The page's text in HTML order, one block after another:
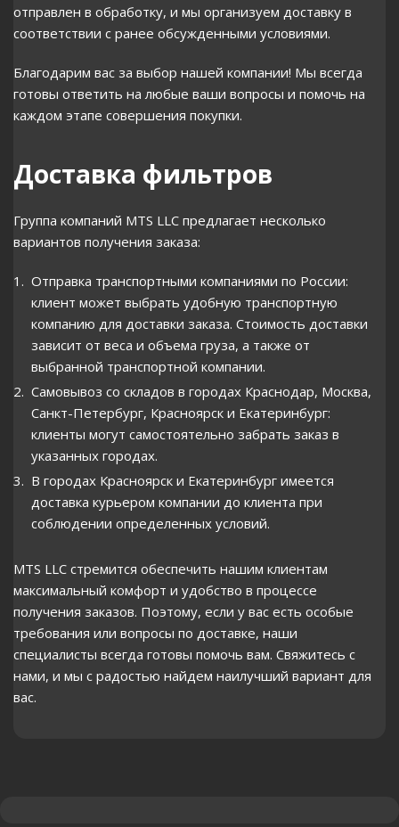
отправлен в обработку, и мы организуем доставку в
соответствии с ранее обсужденными условиями.
Благодарим вас за выбор нашей компании! Мы всегда
готовы ответить на любые ваши вопросы и помочь на
каждом этапе совершения покупки.
Доставка фильтров
Группа компаний MTS LLC предлагает несколько
вариантов получения заказа:
Отправка транспортными компаниями по России:
клиент может выбрать удобную транспортную
компанию для доставки заказа. Стоимость доставки
зависит от веса и объема груза, а также от
выбранной транспортной компании.
Самовывоз со складов в городах Краснодар, Москва,
Санкт-Петербург, Красноярск и Екатеринбург:
клиенты могут самостоятельно забрать заказ в
указанных городах.
В городах Красноярск и Екатеринбург имеется
доставка курьером компании до клиента при
соблюдении определенных условий.
MTS LLC стремится обеспечить нашим клиентам
максимальный комфорт и удобство в процессе
получения заказов. Поэтому, если у вас есть особые
требования или вопросы по доставке, наши
специалисты всегда готовы помочь вам. Свяжитесь с
нами, и мы с радостью найдем наилучший вариант для
вас.